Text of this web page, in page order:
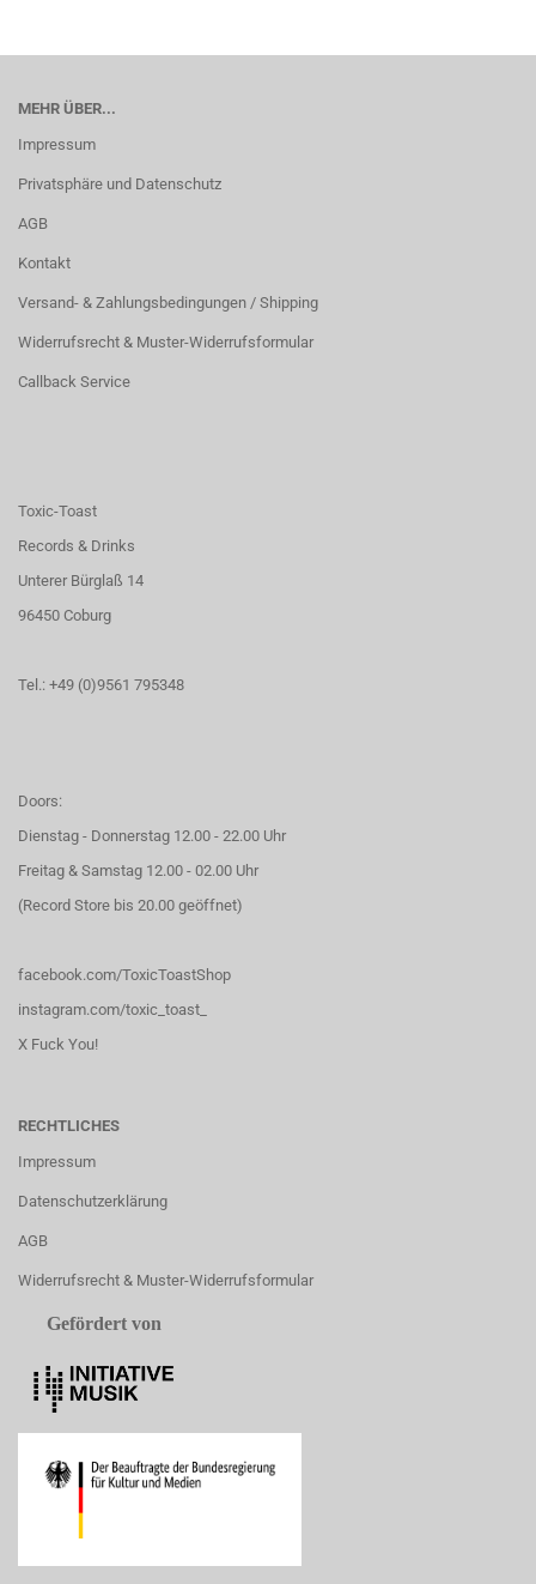
MEHR ÜBER...
Impressum
Privatsphäre und Datenschutz
AGB
Kontakt
Versand- & Zahlungsbedingungen / Shipping
Widerrufsrecht & Muster-Widerrufsformular
Callback Service
Toxic-Toast
Records & Drinks
Unterer Bürglaß 14
96450 Coburg
Tel.: +49 (0)9561 795348
Doors:
Dienstag - Donnerstag 12.00 - 22.00 Uhr
Freitag & Samstag 12.00 - 02.00 Uhr
(Record Store bis 20.00 geöffnet)
facebook.com/ToxicToastShop
instagram.com/toxic_toast_
X Fuck You!
RECHTLICHES
Impressum
Datenschutzerklärung
AGB
Widerrufsrecht & Muster-Widerrufsformular
Gefördert von